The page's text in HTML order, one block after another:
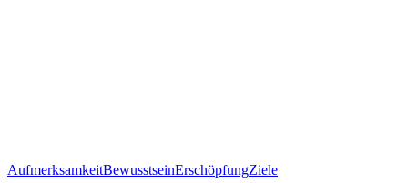
AufmerksamkeitBewusstseinErschöpfungZiele